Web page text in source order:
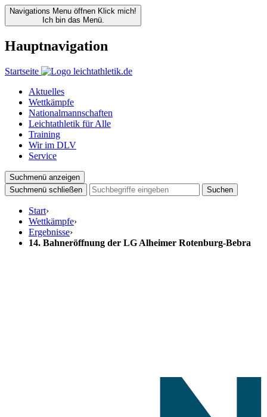
Navigations Menu öffnen Klick mich!
Ich bin das Menü.
Hauptnavigation
Startseite
Aktuelles
Wettkämpfe
Nationalmannschaften
Leichtathletik für Alle
Training
Wir im DLV
Service
Suchmenü anzeigen
Suchmenü schließen
Suchen
Start›
Wettkämpfe›
Ergebnisse›
14. Bahneröffnung der LG Alheimer Rotenburg-Bebra